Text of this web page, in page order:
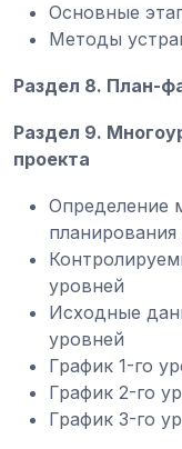
Основные
Методы
Раздел 8. План-
Раздел 9.
проекта
Определение
уровней
Исходные
уровней
График 1-го
График 2-го
График 3-го